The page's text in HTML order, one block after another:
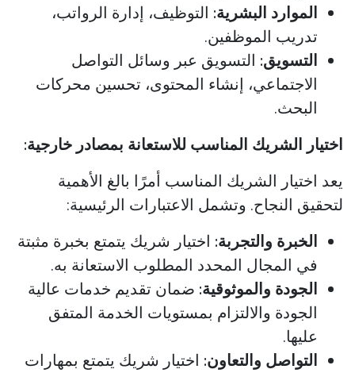
الموارد البشرية: التوظيف، إدارة الرواتب،
تدريب الموظفين.
التسويق: التسويق عبر وسائل التواصل
الاجتماعي، إنشاء المحتوى، تحسين محركات
البحث.
اختيار الشريك المناسب للاستعانة بمصادر خارجية:
يعد اختيار الشريك المناسب أمرًا بالغ الأهمية
لتحقيق النجاح. وتشمل الاعتبارات الرئيسية:
الخبرة والتجربة: اختيار شريك يتمتع بخبرة مثبتة
في المجال المحدد المطلوب الاستعانة به.
الجودة والموثوقية: ضمان تقديم خدمات عالية
الجودة والالتزام بمستويات الخدمة المتفق
عليها.
التواصل والتعاون: اختيار شريك يتمتع بمهارات